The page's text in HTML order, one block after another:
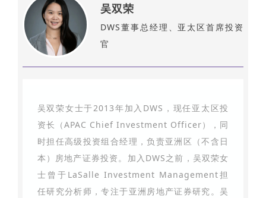
吴双荣
DWS董事总经理、亚太区首席投资
官
吴双荣女士于2013年加入DWS，现任亚太区投
资长（APAC Chief Investment Officer），同
时担任高级投资组合经理，负责亚洲区（不含日
本）房地产证券投资。加入DWS之前，吴双荣女
士曾于LaSalle Investment Management担
任研究分析师，专注于亚洲房地产证券研究。吴